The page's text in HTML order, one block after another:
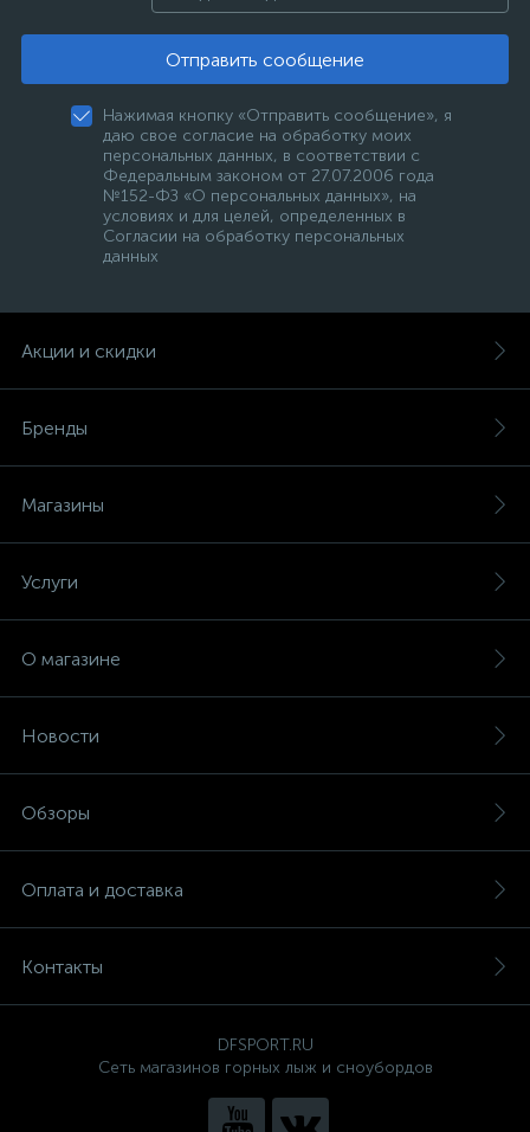
Отправить сообщение
Нажимая кнопку «Отправить сообщение», я
даю свое согласие на обработку моих
персональных данных, в соответствии с
Федеральным законом от 27.07.2006 года
№152-ФЗ «О персональных данных», на
условиях и для целей, определенных в
Согласии на обработку персональных
данных
Акции и скидки
Бренды
Магазины
Услуги
О магазине
Новости
Обзоры
Оплата и доставка
Контакты
DFSPORT.RU
Сеть магазинов горных лыж и сноубордов